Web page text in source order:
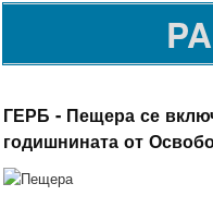
ГЕРБ - Пещера се
годишнината от